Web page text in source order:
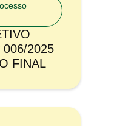
006/2025
FINAL